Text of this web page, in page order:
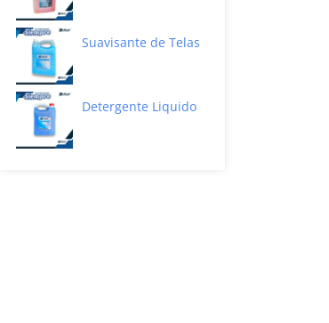
Suavisante de Telas
Detergente Liquido